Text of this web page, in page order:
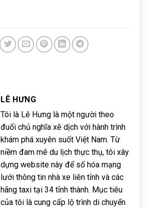
LÊ HƯNG
Tôi là Lê Hưng là một người theo
đuổi chủ nghĩa xê dịch với hành trình
khám phá xuyên suốt Việt Nam. Từ
niềm đam mê du lịch thực thụ, tôi xây
dựng website này để số hóa mạng
lưới thông tin nhà xe liên tỉnh và các
hãng taxi tại 34 tỉnh thành. Mục tiêu
của tôi là cung cấp lộ trình di chuyển